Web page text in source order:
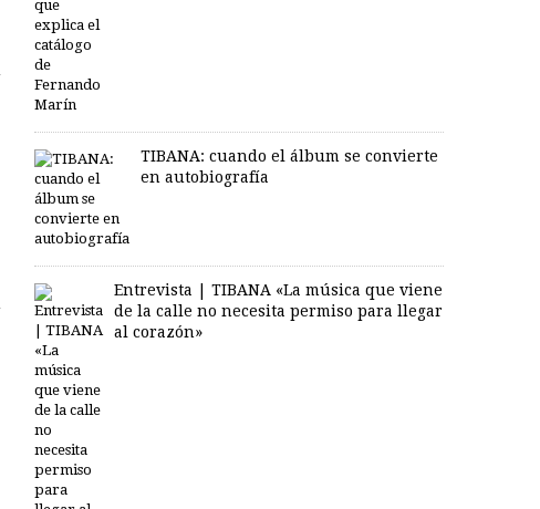
TIBANA: cuando el álbum se convierte
en autobiografía
Entrevista | TIBANA «La música que viene
de la calle no necesita permiso para llegar
al corazón»